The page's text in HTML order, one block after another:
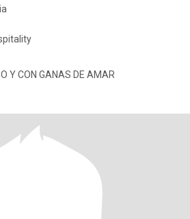
Y CON GANAS DE AMAR